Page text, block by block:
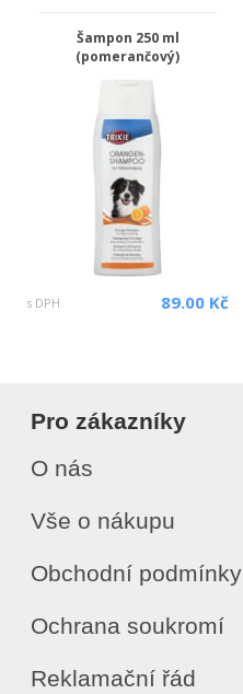
Šampon 250 ml
(pomerančový)
s DPH 89.00 Kč
Pro zákazníky
O nás
Vše o nákupu
Obchodní podmínky
Ochrana soukromí
Reklamační řád